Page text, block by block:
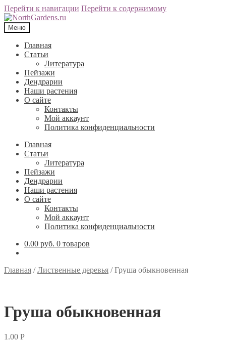
Перейти к навигации Перейти к содержимому
Меню
Главная
Статьи
Литература
Пейзажи
Дендрарии
Наши растения
О сайте
Контакты
Мой аккаунт
Политика конфиденциальности
Главная
Статьи
Литература
Пейзажи
Дендрарии
Наши растения
О сайте
Контакты
Мой аккаунт
Политика конфиденциальности
0.00 руб. 0 товаров
Главная /Лиственные деревья /Груша обыкновенная
Груша обыкновенная
1.00 Р